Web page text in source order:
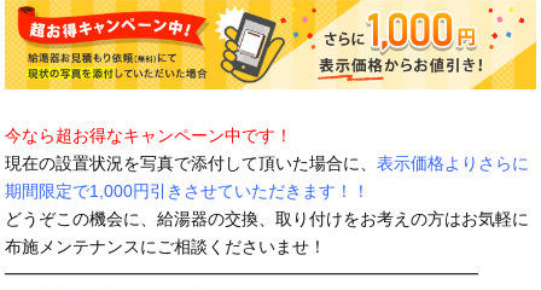
今なら超お得なキャンペーン中です！
現在の設置状況を写真で添付して頂いた場合に、表示価格よりさらに
期間限定で1,000円引きさせていただきます！！
どうぞこの機会に、給湯器の交換、取り付けをお考えの方はお気軽に
布施メンテナンスにご相談くださいませ！
━━━━━━━━━━━━━━━━━━━━━━━━━━━━